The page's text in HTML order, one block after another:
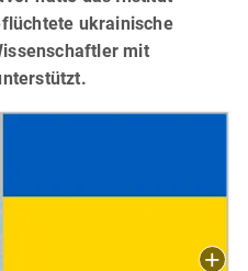
ukrainische
mit